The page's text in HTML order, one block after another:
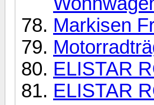
Markisen
ELISTAR
ELISTAR